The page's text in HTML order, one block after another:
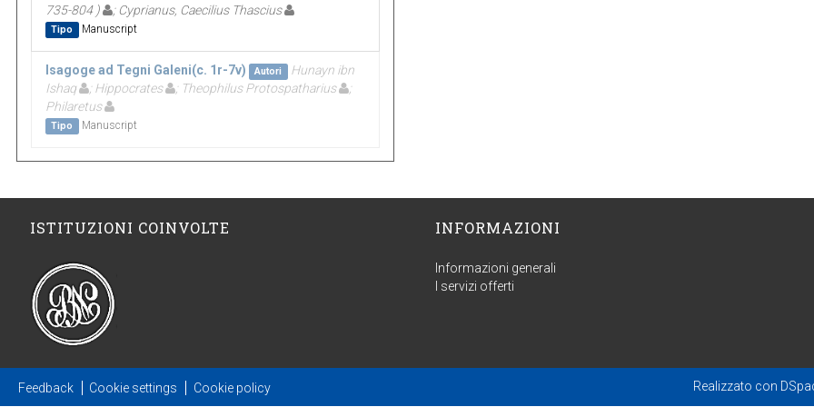
735-804 )
; Cyprianus, Caecilius Thascius
Tipo Manuscript
Isagoge ad Tegni Galeni(c. 1r-7v) Autori
Hunayn ibn
Ishaq
; Hippocrates ; Theophilus Protospatharius
;
Philaretus
Tipo Manuscript
ISTITUZIONI COINVOLTE INFORMAZIONI
Informazioni generali
I servizi offerti
Feedback Cookie settings Cookie policy Realizzato con